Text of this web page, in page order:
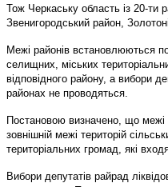
Тож Черкаську область із 20-ти
Звенигородський район,
Межі районів встановлюються по
селищних, міських
відповідного району, а вибори
районах не проводяться.
Постановою визначено, що
зовнішній межі територій
територіальних громад, які
Вибори депутатів райрад